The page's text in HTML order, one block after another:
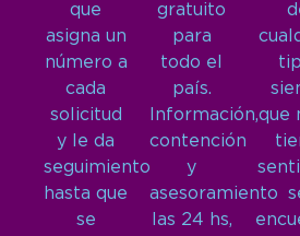
que
asigna un
número a
cada
solicitud
y le da
seguimiento
hasta que
se
gratuito
para
todo el
país.
Información,
contención
y
asesoramiento
las 24 hs,
que